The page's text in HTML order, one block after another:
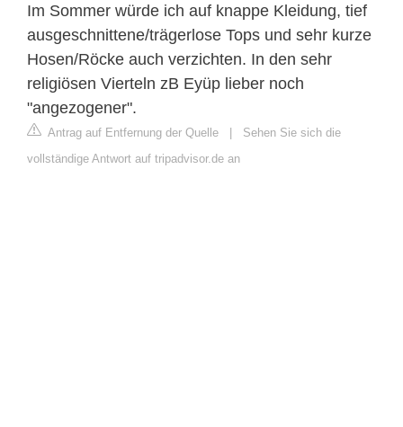
Im Sommer würde ich auf knappe Kleidung, tief
ausgeschnittene/trägerlose Tops und sehr kurze
Hosen/Röcke auch verzichten. In den sehr
religiösen Vierteln zB Eyüp lieber noch
"angezogener".
Antrag auf Entfernung der Quelle | Sehen Sie sich die
vollständige Antwort auf tripadvisor.de an